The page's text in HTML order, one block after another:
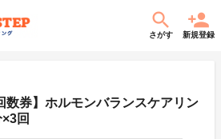
さがす 新規登録
数券】ホルモンバランスケアリン
回